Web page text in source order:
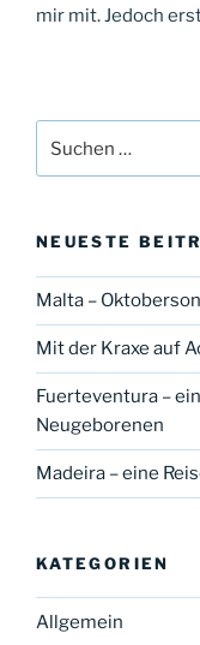
mir mit. Jedoch
nach:
NEUESTE
Malta –
Mit der Kraxe auf
Fuerteventura –
Neugeborenen
Madeira – eine
KATEGORIEN
Allgemein